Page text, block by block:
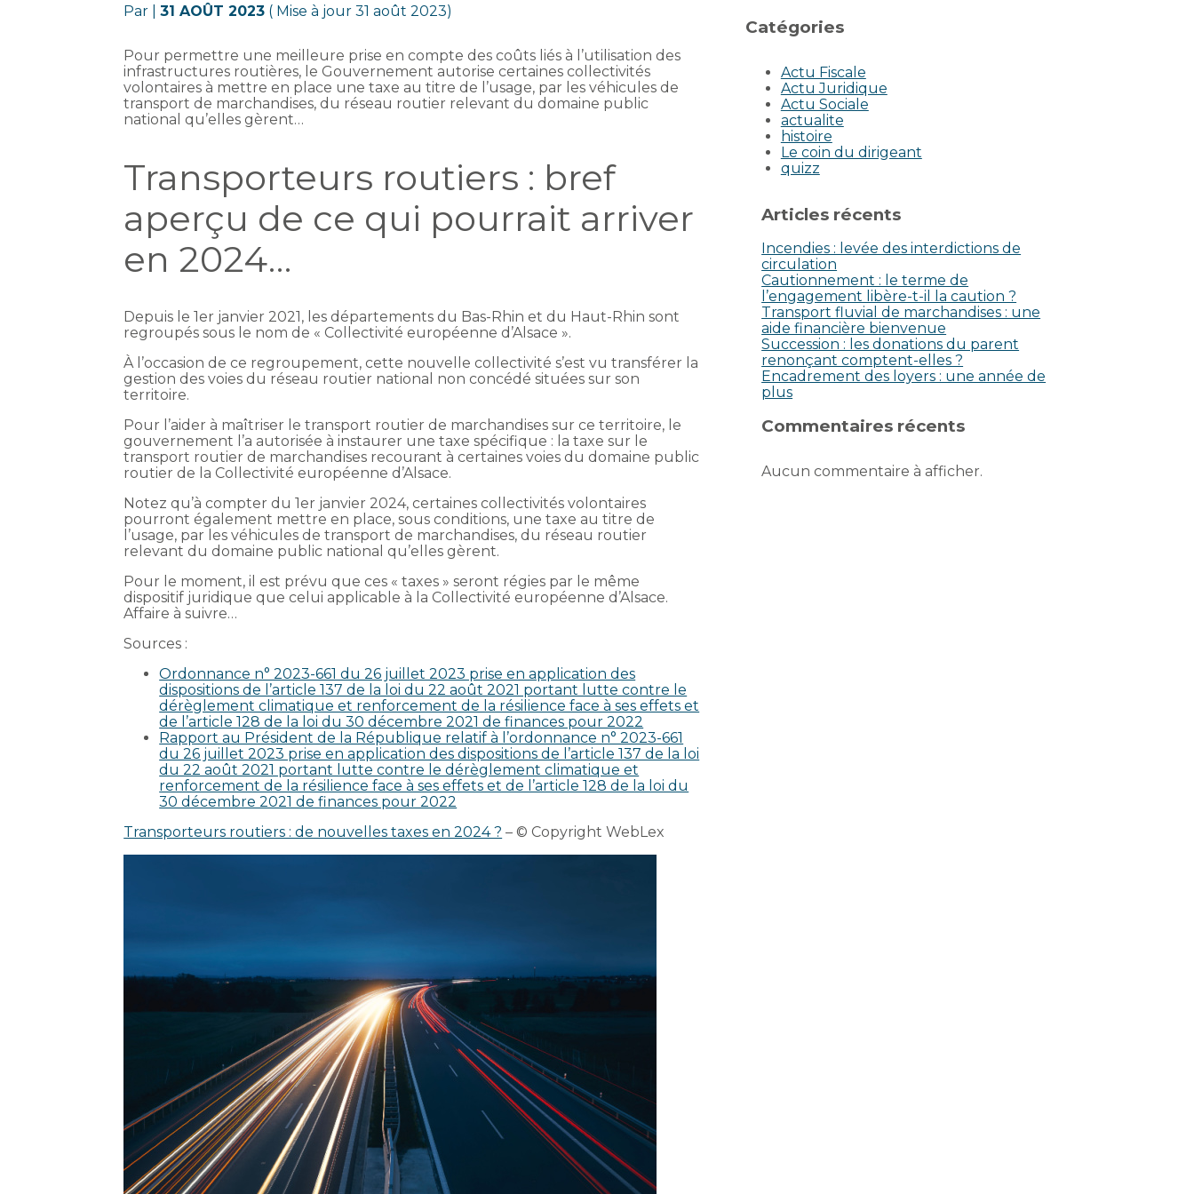
Par |31 AOÛT 2023 ( Mise à jour 31 août 2023)
Pour permettre une meilleure prise en compte des coûts liés à l’utilisation des
infrastructures routières, le Gouvernement autorise certaines collectivités
volontaires à mettre en place une taxe au titre de l’usage, par les véhicules de
transport de marchandises, du réseau routier relevant du domaine public
national qu’elles gèrent…
Transporteurs routiers : bref
aperçu de ce qui pourrait arriver
en 2024…
Depuis le 1er janvier 2021, les départements du Bas-Rhin et du Haut-Rhin sont
regroupés sous le nom de « Collectivité européenne d’Alsace ».
À l’occasion de ce regroupement, cette nouvelle collectivité s’est vu transférer la
gestion des voies du réseau routier national non concédé situées sur son
territoire.
Pour l’aider à maîtriser le transport routier de marchandises sur ce territoire, le
gouvernement l’a autorisée à instaurer une taxe spécifique : la taxe sur le
transport routier de marchandises recourant à certaines voies du domaine public
routier de la Collectivité européenne d’Alsace.
Notez qu’à compter du 1er janvier 2024, certaines collectivités volontaires
pourront également mettre en place, sous conditions, une taxe au titre de
l’usage, par les véhicules de transport de marchandises, du réseau routier
relevant du domaine public national qu’elles gèrent.
Pour le moment, il est prévu que ces « taxes » seront régies par le même
dispositif juridique que celui applicable à la Collectivité européenne d’Alsace.
Affaire à suivre…
Sources :
Ordonnance n° 2023-661 du 26 juillet 2023 prise en application des
dispositions de l’article 137 de la loi du 22 août 2021 portant lutte contre le
dérèglement climatique et renforcement de la résilience face à ses effets et
de l’article 128 de la loi du 30 décembre 2021 de finances pour 2022
Rapport au Président de la République relatif à l’ordonnance n° 2023-661
du 26 juillet 2023 prise en application des dispositions de l’article 137 de la loi
du 22 août 2021 portant lutte contre le dérèglement climatique et
renforcement de la résilience face à ses effets et de l’article 128 de la loi du
30 décembre 2021 de finances pour 2022
Transporteurs routiers : de nouvelles taxes en 2024 ? – © Copyright WebLex
Catégories
Actu Fiscale
Actu Juridique
Actu Sociale
actualite
histoire
Le coin du dirigeant
quizz
Articles récents
Incendies : levée des interdictions de
circulation
Cautionnement : le terme de
l’engagement libère-t-il la caution ?
Transport fluvial de marchandises : une
aide financière bienvenue
Succession : les donations du parent
renonçant comptent-elles ?
Encadrement des loyers : une année de
plus
Commentaires récents
Aucun commentaire à afficher.